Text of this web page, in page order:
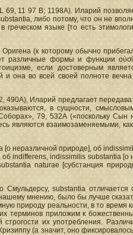
69, 11 97 В; 1198А). Иларий
либо потому, что он не
языке [то есть
(к которому обычно
различные формы и функции
если достоверным
и она во всей своей полноте
490А), Иларий предлагает
в сущности,
79, 532А («поскольку Сын
являются взаимозаменяемыми,
[о неразличной природе], об
indifferens, indissimilis substantia [о
naturae [субстанция
Смульдерсу, substantia отличается
мнению, было бы лучше
природу реальности, в то время
терминов приложим к
их употребления.
(а значит, оно